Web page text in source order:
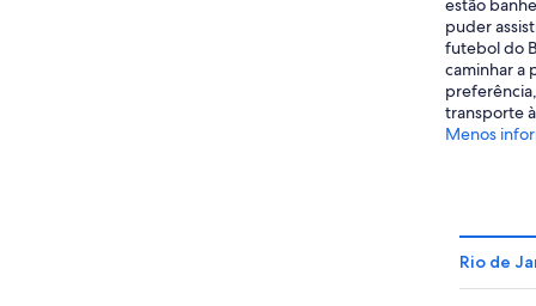
estão
puder
futebol do
caminhar a
transporte
Menos
Rio de